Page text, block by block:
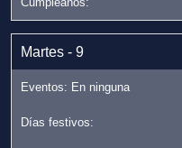
Martes - 9